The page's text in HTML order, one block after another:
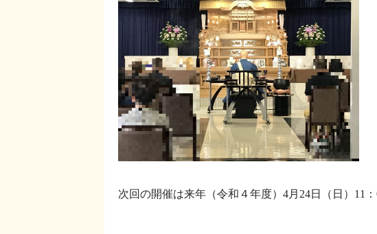
次回の開催は来年（令和４年度）4月24日（日）11